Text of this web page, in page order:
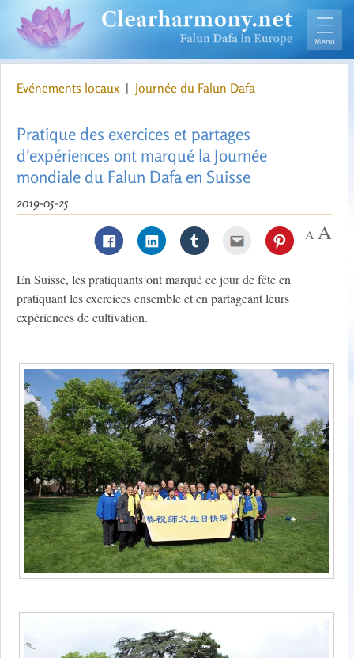
Evénements locaux | Journée du Falun Dafa
Pratique des exercices et partages
d'expériences ont marqué la Journée
mondiale du Falun Dafa en Suisse
2019-05-25
En Suisse, les pratiquants ont marqué ce jour de fête en
pratiquant les exercices ensemble et en partageant leurs
expériences de cultivation.